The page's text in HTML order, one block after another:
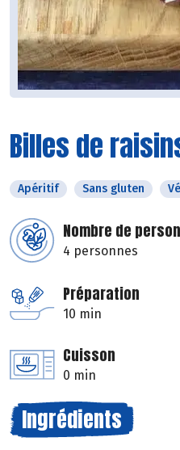
Billes de
Apéritif Sans gluten
Nombre de
4 personnes
Préparation
10 min
Cuisson
0 min
Ingrédients